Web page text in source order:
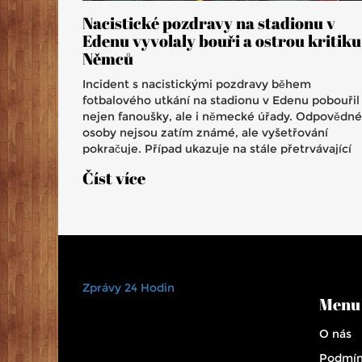
Nacistické pozdravy na stadionu v
Edenu vyvolaly bouři a ostrou kritiku
Němců
Incident s nacistickými pozdravy během
fotbalového utkání na stadionu v Edenu pobouřil
nejen fanoušky, ale i německé úřady. Odpovědné
osoby nejsou zatím známé, ale vyšetřování
pokračuje. Případ ukazuje na stále přetrvávající
snahu je odstranit.
Číst více
Zprávy 24 Hodin
Menu
O nás